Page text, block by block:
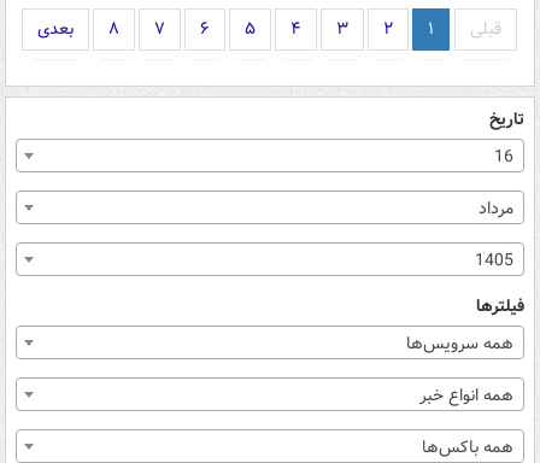
قبلی ۱ ۲ ۳ ۴ ۵ ۶ ۷ ۸ بعدی
تاریخ
16
مرداد
1405
فیلترها
همه سرویس‌ها
همه انواع خبر
همه باکس‌ها